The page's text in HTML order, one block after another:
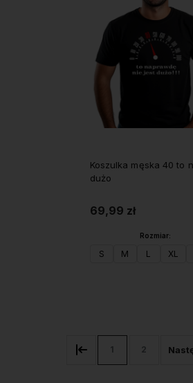
Koszulka męska 40 to
dużo
69,99 zł
Rozmiar:
S M L XL
1 2